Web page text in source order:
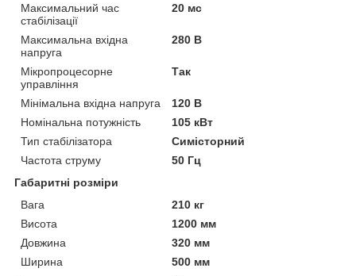
Максимальний час
стабілізації
20 мс
Максимальна вхідна
напруга
280 В
Мікропроцесорне
управління
Так
Мінімальна вхідна напруга
120 В
Номінальна потужність
105 кВт
Тип стабілізатора
Симісторний
Частота струму
50 Гц
Габаритні розміри
Вага
210 кг
Висота
1200 мм
Довжина
320 мм
Ширина
500 мм